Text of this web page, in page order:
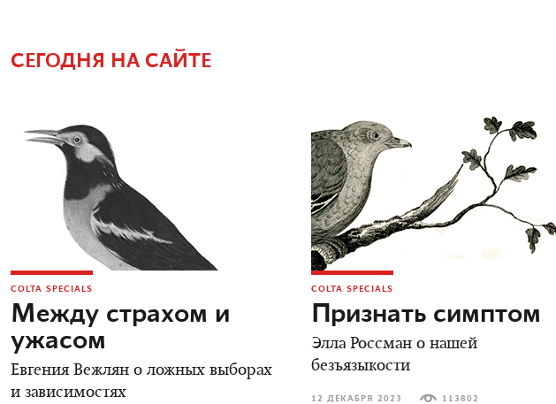
СЕГОДНЯ НА САЙТЕ
COLTA SPECIALS
Между страхом и
ужасом
Евгения Вежлян о ложных выборах
и зависимостях
COLTA SPECIALS
Признать симптом
Элла Россман о нашей
безъязыкости
12 ДЕКАБРЯ 2023 113802